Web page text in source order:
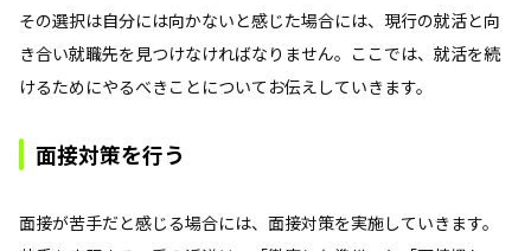
その選択は自分には向かないと感じた場合には、現行の就活と向
き合い就職先を見つけなければなりません。ここでは、就活を続
けるためにやるべきことについてお伝えしていきます。
面接対策を行う
面接が苦手だと感じる場合には、面接対策を実施していきます。